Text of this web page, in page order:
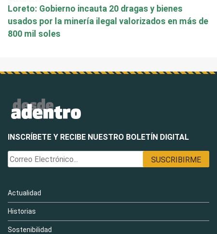
Loreto: Gobierno incauta 20 dragas y bienes
usados por la minería ilegal valorizados en más de
800 mil soles
INSCRÍBETE Y RECIBE NUESTRO BOLETÍN DIGITAL
Actualidad
Historias
Sostenibilidad